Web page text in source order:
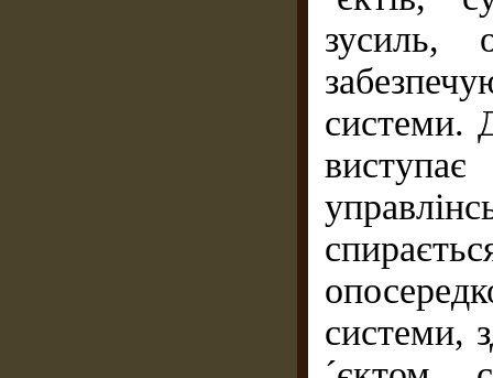
зусиль,
системи.
системи,